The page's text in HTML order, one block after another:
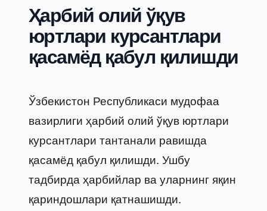
Ҳарбий олий ўқув
юртлари курсантлари
қасамёд қабул қилишди
Ўзбекистон Республикаси мудофаа
вазирлиги ҳарбий олий ўқув юртлари
курсантлари тантанали равишда
қасамёд қабул қилишди. Ушбу
тадбирда ҳарбийлар ва уларнинг яқин
қариндошлари қатнашишди.